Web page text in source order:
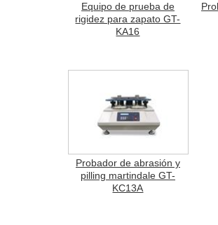
Equipo de prueba de
rigidez para zapato GT-
KA16
Probador de abrasión y
pilling martindale GT-
KC13A